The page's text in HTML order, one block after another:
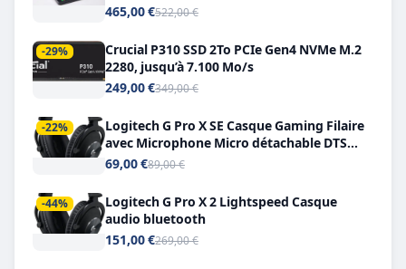
Double USB-C
465,00 €522,00 €
-29%
Crucial P310 SSD 2To PCIe Gen4 NVMe M.2
2280, jusqu’à 7.100 Mo/s
249,00 €349,00 €
-22%
Logitech G Pro X SE Casque Gaming Filaire
avec Microphone Micro détachable DTS
Headphone X 7.1
69,00 €89,00 €
-44%
Logitech G Pro X 2 Lightspeed Casque
audio bluetooth
151,00 €269,00 €